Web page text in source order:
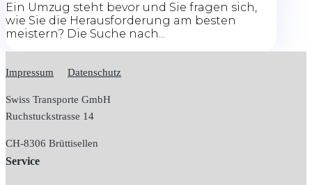
Ein Umzug steht bevor und Sie fragen sich,
wie Sie die Herausforderung am besten
meistern? Die Suche nach...
Impressum Datenschutz
Swiss Transporte GmbH
Ruchstuckstrasse 14
CH-8306 Brüttisellen
Service